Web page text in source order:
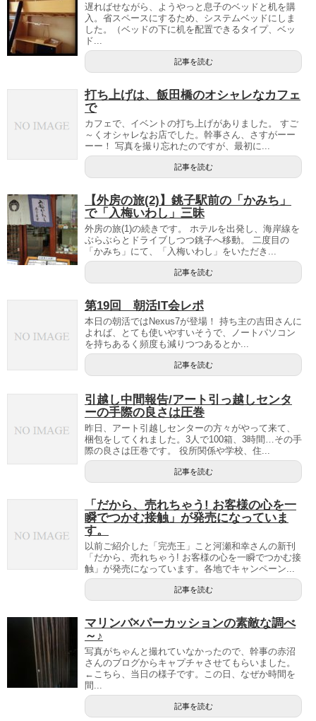
遅ればせながら、ようやっと息子のベッドと机を購
入。省スペースにするため、システムベッドにしま
した。（ベッドの下に机を配置できるタイプ、ベッ
ド...
記事を読む
打ち上げは、飯田橋のオシャレなカフェ
で
カフェで、イベントの打ち上げがありました。 すご
～くオシャレなお店でした。幹事さん、さすがーー
ーー！ 写真を撮り忘れたのですが、最初に...
記事を読む
【外房の旅(2)】銚子駅前の「かみち」
で「入梅いわし」三昧
外房の旅(1)の続きです。 ホテルを出発し、海岸線を
ぶらぶらとドライブしつつ銚子へ移動。 二度目の
「かみち」にて、「入梅いわし」をいただき...
記事を読む
第19回 朝活IT会レポ
本日の朝活ではNexus7が登場！ 持ち主の吉田さんに
よれば、とても使いやすいそうで、ノートパソコン
を持ちあるく頻度も減りつつあるとか...
記事を読む
引越し中間報告/アート引っ越しセンタ
ーの手際の良さは圧巻
昨日、アート引越しセンターの方々がやって来て、
梱包をしてくれました。3人で100箱、3時間…その手
際の良さは圧巻です。 役所関係や学校、住...
記事を読む
「だから、売れちゃう! お客様の心を一
瞬でつかむ接触」が発売になっていま
す。
以前ご紹介した「完売王」こと河瀬和幸さんの新刊
「だから、売れちゃう! お客様の心を一瞬でつかむ接
触」が発売になっています。各地でキャンペーン...
記事を読む
マリンバ×パーカッションの素敵な調べ
～♪
写真がちゃんと撮れていなかったので、幹事の赤沼
さんのブログからキャプチャさせてもらいました。
←こちら、当日の様子です。この日、なぜか時間を
間...
記事を読む